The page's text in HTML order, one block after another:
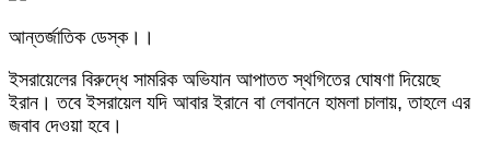
আন্তর্জাতিক ডেস্ক।।
ইসরায়েলের বিরুদ্ধে সামরিক অভিযান আপাতত স্থগিতের ঘোষণা দিয়েছে
ইরান। তবে ইসরায়েল যদি আবার ইরানে বা লেবাননে হামলা চালায়, তাহলে এর
জবাব দেওয়া হবে।